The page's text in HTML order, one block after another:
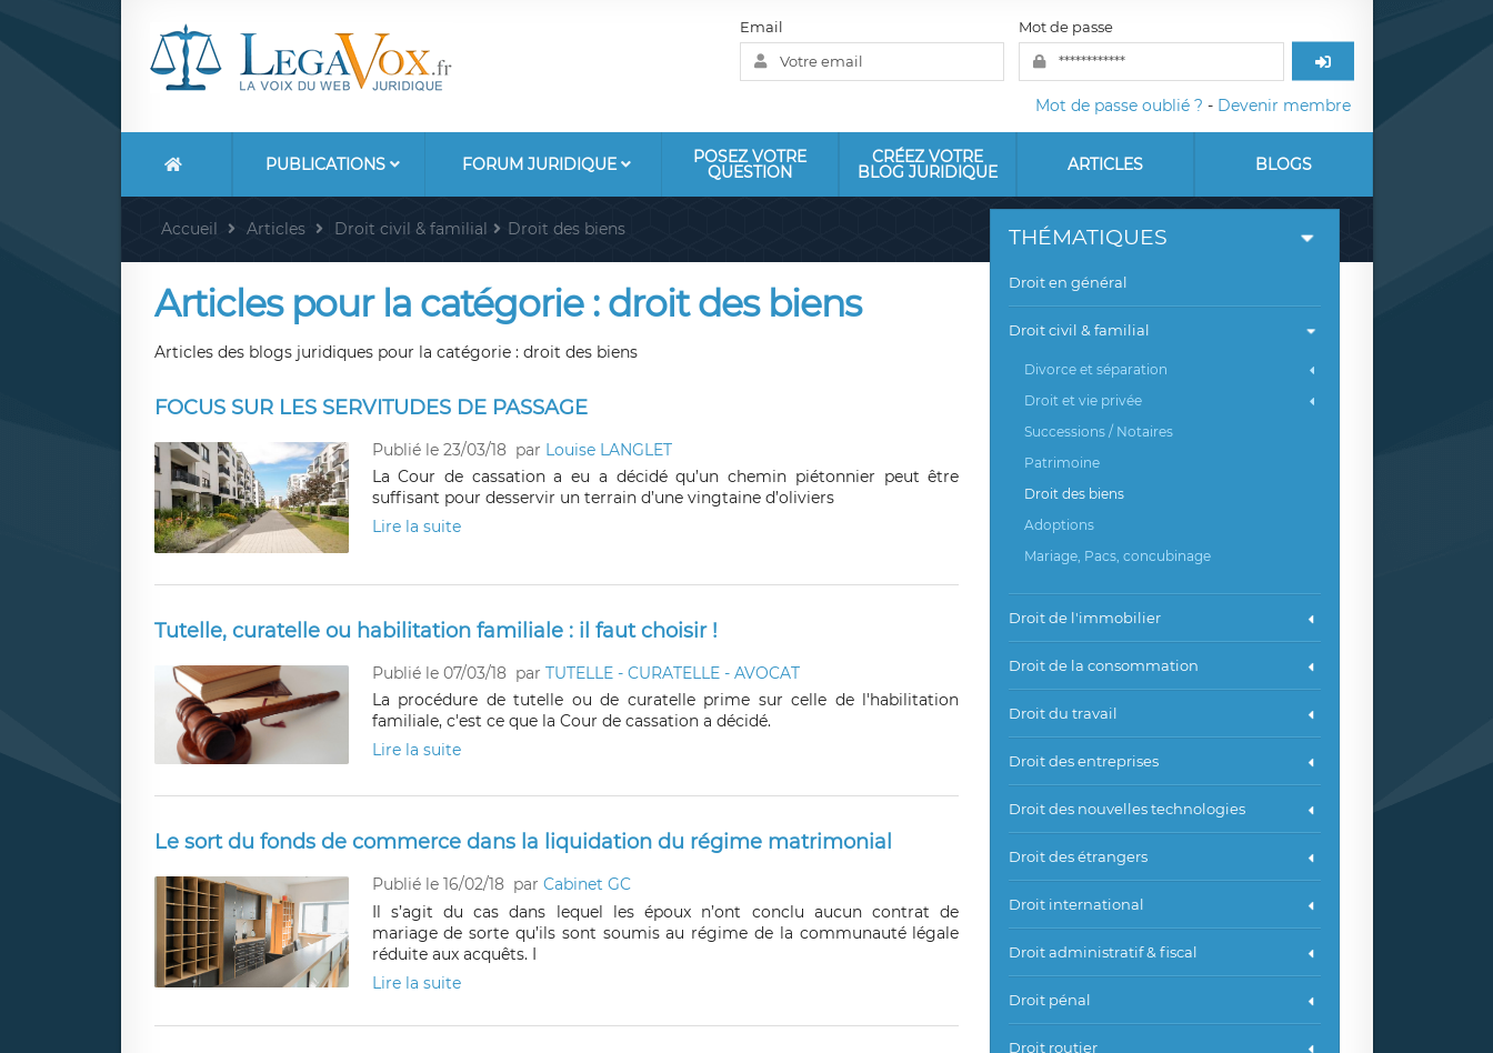
Email Mot de passe
Mot de passe oublié ? - Devenir membre
PUBLICATIONS FORUM JURIDIQUE POSEZ VOTRE
QUESTION
CRÉEZ VOTRE
BLOG JURIDIQUE ARTICLES BLOGS
Accueil Articles Droit civil & familial Droit des biens
Articles pour la catégorie : droit des biens
Articles des blogs juridiques pour la catégorie : droit des biens
FOCUS SUR LES SERVITUDES DE PASSAGE
Publié le 23/03/18 par Louise LANGLET
La Cour de cassation a eu a décidé qu’un chemin piétonnier peut être
suffisant pour desservir un terrain d’une vingtaine d’oliviers
Lire la suite
Tutelle, curatelle ou habilitation familiale : il faut choisir !
Publié le 07/03/18 par TUTELLE - CURATELLE - AVOCAT
La procédure de tutelle ou de curatelle prime sur celle de l'habilitation
familiale, c'est ce que la Cour de cassation a décidé.
Lire la suite
Le sort du fonds de commerce dans la liquidation du régime matrimonial
Publié le 16/02/18 par Cabinet GC
Il s’agit du cas dans lequel les époux n’ont conclu aucun contrat de
mariage de sorte qu’ils sont soumis au régime de la communauté légale
réduite aux acquêts. I
Lire la suite
THÉMATIQUES
Droit en général
Droit civil & familial
Divorce et séparation
Droit et vie privée
Successions / Notaires
Patrimoine
Droit des biens
Adoptions
Mariage, Pacs, concubinage
Droit de l'immobilier
Droit de la consommation
Droit du travail
Droit des entreprises
Droit des nouvelles technologies
Droit des étrangers
Droit international
Droit administratif & fiscal
Droit pénal
Droit routier